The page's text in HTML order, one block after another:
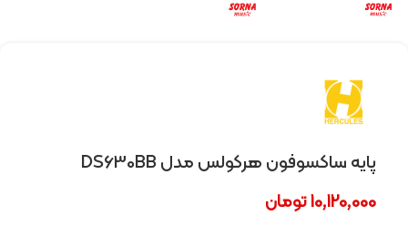
پایه ساکسوفون هرکولس مدل DS630BB
10,120,000تومان